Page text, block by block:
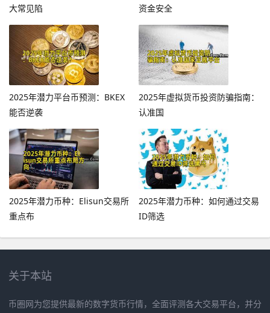
大常见陷
资金安全
2025年潜力平台币预测：BKEX
能否逆袭
2025年虚拟货币投资防骗指南：
认准国
2025年潜力币种：Elisun交易所
重点布
2025年潜力币种：如何通过交易
ID筛选
关于本站
币圈网为您提供最新的数字货币行情，全面评测各大交易平台，并分